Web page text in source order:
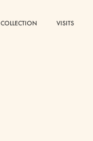
COLLECTION VISITS
COLLECTION VISITS